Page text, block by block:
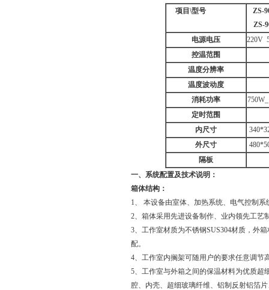
项目 \型号
ZS-
ZS-
电源电压
220V
控温范围
温度分辨率
温度波动度
消耗功率
定时范围
内尺寸
外尺寸
隔板
一、系统配置及技术说明：
箱体结构：
1、 本设备由室体、加热系统、电气控制
2、箱体采用先进设备制作、业内领先工艺
3、工作室材质为不锈钢SUS304材质，外
配。
4、工作室内搁架可随用户的要求任意调节
5、工作室与外箱之间的保温材料为优质超
腔、内壳、超细玻璃纤维、铝制反射铝箔